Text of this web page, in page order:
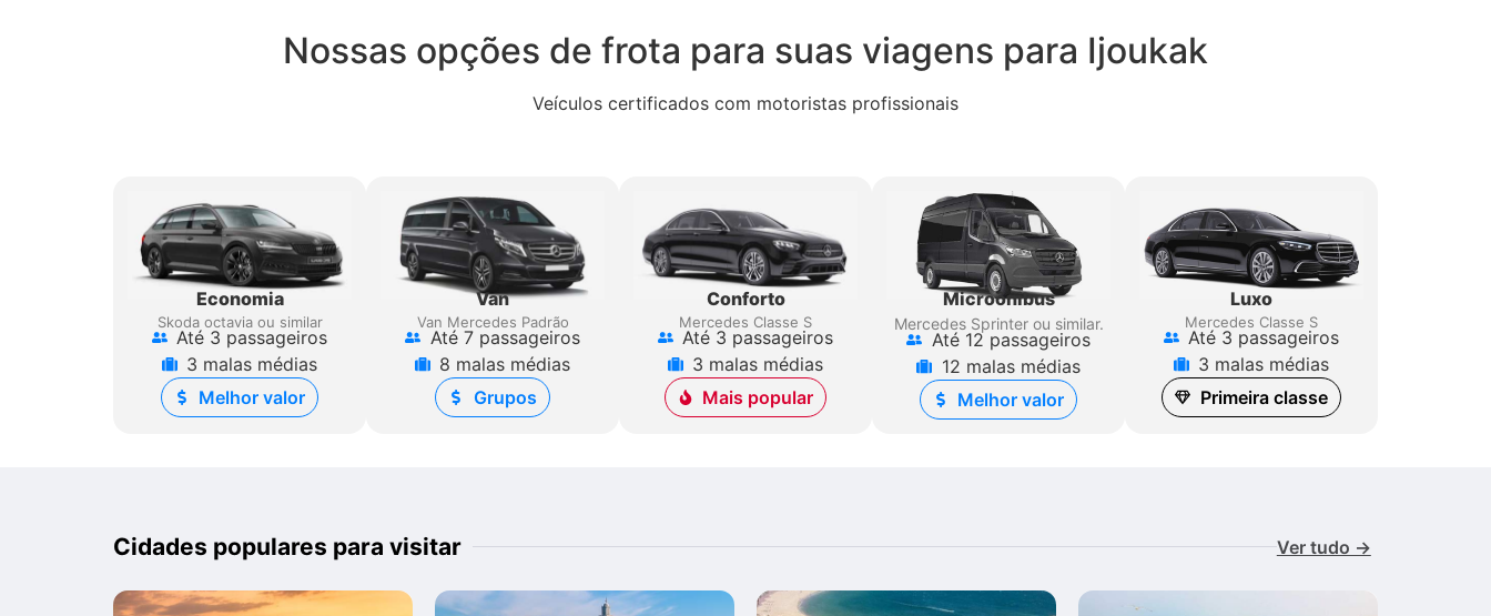
Nossas opções de frota para suas viagens para Ijoukak
Veículos certificados com motoristas profissionais
Economia
Skoda octavia ou similar
Até 3 passageiros
3 malas médias
Melhor valor
Van
Van Mercedes Padrão
Até 7 passageiros
8 malas médias
Grupos
Conforto
Mercedes Classe S
Até 3 passageiros
3 malas médias
Mais popular
Microônibus
Mercedes Sprinterou similar.
Até 12 passageiros
12 malas médias
Melhor valor
Luxo
Mercedes Classe S
Até 3 passageiros
3 malas médias
Primeira classe
Cidades populares para visitar Ver tudo →